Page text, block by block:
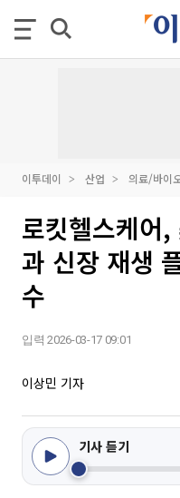
이투데이 산업 의료/바이
로킷헬스케어
과 신장 재생
수
입력 2026-03-17 09:01
이상민 기자
기사 듣기